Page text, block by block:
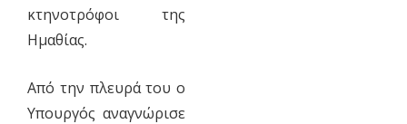
κτηνοτρόφοι της
Ημαθίας.
Από την πλευρά του ο
Υπουργός αναγνώρισε